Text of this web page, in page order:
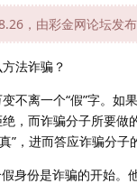
，由彩金网论坛发布
法诈骗？
不离一个“假”字。如
，而诈骗分子所要做
”，进而答应诈骗分子
身份是诈骗的开始。